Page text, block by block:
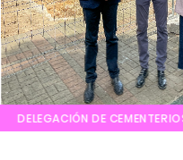
DE CEMENTERIOS